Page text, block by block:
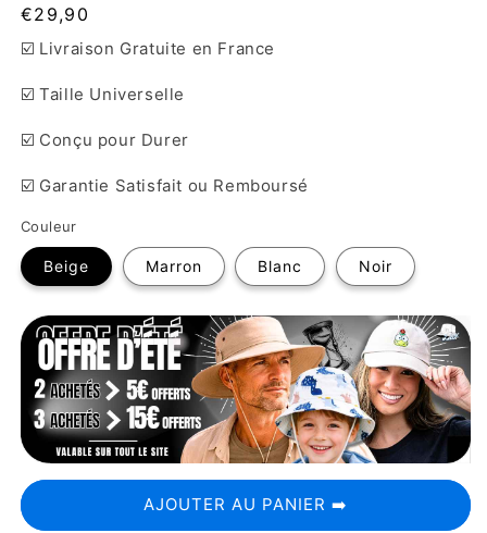
Prix
habituel
€29,90
☑️ Livraison Gratuite en France
☑️ Taille Universelle
☑️ Conçu pour Durer
☑️ Garantie Satisfait ou Remboursé
Couleur
Beige Marron Blanc Noir
AJOUTER AU PANIER ➡️